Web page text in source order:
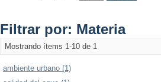
Filtrar por: Materia
Mostrando ítems 1-10 de 1
ambiente urbano (1)